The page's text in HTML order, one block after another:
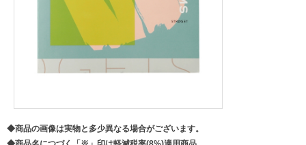
◆商品の画像は実物と多少異なる場合がございます。